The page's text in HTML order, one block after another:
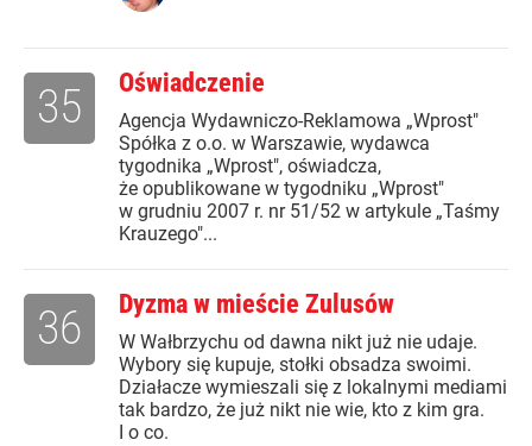
Oświadczenie
Agencja Wydawniczo-Reklamowa „Wprost"
Spółka z o.o. w Warszawie, wydawca
tygodnika „Wprost", oświadcza,
że opublikowane w tygodniku „Wprost"
w grudniu 2007 r. nr 51/52 w artykule „Taśmy
Krauzego"...
35
Dyzma w mieście Zulusów
W Wałbrzychu od dawna nikt już nie udaje.
Wybory się kupuje, stołki obsadza swoimi.
Działacze wymieszali się z lokalnymi mediami
tak bardzo, że już nikt nie wie, kto z kim gra.
I o co.
36